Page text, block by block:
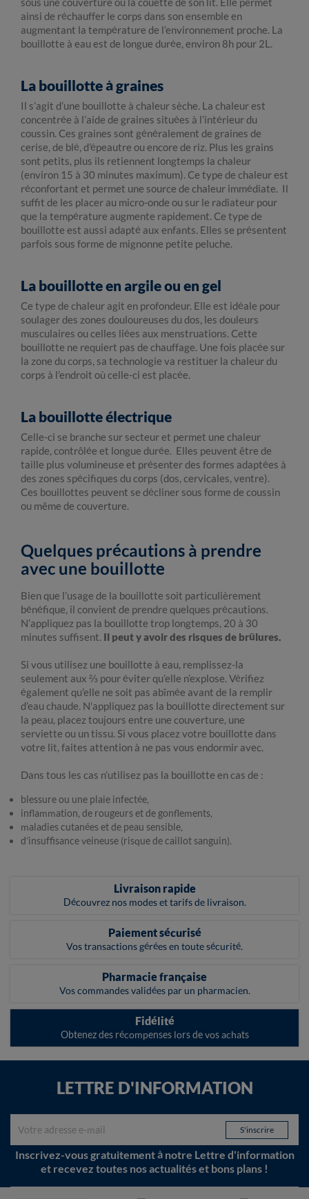
ainsi de réchauffer le corps dans son ensemble en
augmentant la température de l’environnement proche. La
bouillotte à eau est de longue durée, environ 8h pour 2L.
La bouillotte à graines
Il s’agit d’une bouillotte à chaleur sèche. La chaleur est
concentrée à l’aide de graines situées à l’intérieur du
coussin. Ces graines sont généralement de graines de
cerise, de blé, d’épeautre ou encore de riz. Plus les grains
sont petits, plus ils retiennent longtemps la chaleur
(environ 15 à 30 minutes maximum). Ce type de chaleur est
réconfortant et permet une source de chaleur immédiate. Il
suffit de les placer au micro-onde ou sur le radiateur pour
que la température augmente rapidement. Ce type de
bouillotte est aussi adapté aux enfants. Elles se présentent
parfois sous forme de mignonne petite peluche.
La bouillotte en argile ou en gel
Ce type de chaleur agit en profondeur. Elle est idéale pour
soulager des zones douloureuses du dos, les douleurs
musculaires ou celles liées aux menstruations. Cette
bouillotte ne requiert pas de chauffage. Une fois placée sur
la zone du corps, sa technologie va restituer la chaleur du
corps à l’endroit où celle-ci est placée.
La bouillotte électrique
Celle-ci se branche sur secteur et permet une chaleur
rapide, contrôlée et longue durée. Elles peuvent être de
taille plus volumineuse et présenter des formes adaptées à
des zones spécifiques du corps (dos, cervicales, ventre).
Ces bouillottes peuvent se décliner sous forme de coussin
ou même de couverture.
Quelques précautions à prendre
avec une bouillotte
Bien que l’usage de la bouillotte soit particulièrement
bénéfique, il convient de prendre quelques précautions.
N’appliquez pas la bouillotte trop longtemps, 20 à 30
minutes suffisent. Il peut y avoir des risques de brûlures.
Si vous utilisez une bouillotte à eau, remplissez-la
seulement aux ⅔ pour éviter qu’elle n’explose. Vérifiez
également qu’elle ne soit pas abîmée avant de la remplir
d’eau chaude. N'appliquez pas la bouillotte directement sur
la peau, placez toujours entre une couverture, une
serviette ou un tissu. Si vous placez votre bouillotte dans
votre lit, faites attention à ne pas vous endormir avec.
Dans tous les cas n’utilisez pas la bouillotte en cas de :
blessure ou une plaie infectée,
inflammation, de rougeurs et de gonflements,
maladies cutanées et de peau sensible,
d’insuffisance veineuse (risque de caillot sanguin).
Livraison rapide
Découvrez nos modes et tarifs de livraison.
Paiement sécurisé
Vos transactions gérées en toute sécurité.
Pharmacie française
Vos commandes validées par un pharmacien.
Fidélité
Obtenez des récompenses lors de vos achats
LETTRE D'INFORMATION
Inscrivez-vous gratuitement à notre Lettre d'information
et recevez toutes nos actualités et bons plans !